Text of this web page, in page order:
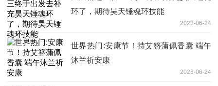
环了，期待昊天锤魂环技能
2023-06-24
世界热门:安康节！持艾簪蒲佩香囊 端午
沐兰祈安康
2023-06-24